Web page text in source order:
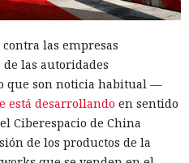
las empresas
las autoridades
que son noticia habitual —
está desarrollando en sentido
Ciberespacio de China
de los productos de la